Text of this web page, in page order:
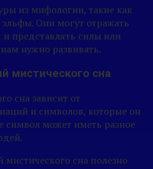
из мифологии, такие как
Они могут отражать
и представлять силы или
нужно развивать.
мистического сна
сна зависит от
и символов, которые он
символ может иметь разное
мистического сна полезно